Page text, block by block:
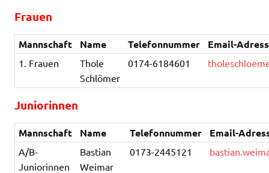
Frauen
Mannschaft Name Telefonnummer Email-
1. Frauen
Thole
Schlömer
0174-6184601
Juniorinnen
Mannschaft Name Telefonnummer Email-
A/B-
Juniorinnen
Bastian
Weimar
0173-2445121